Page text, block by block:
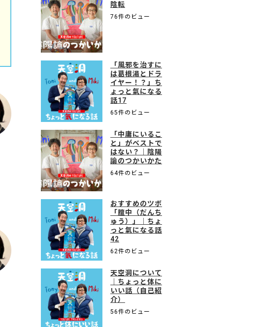
陰転
76件のビュー
「風邪を治すに
は葛根湯とドラ
イヤー！？」ち
ょっと氣になる
話17
65件のビュー
「中庸にいるこ
と」がベストで
はない？｜陰陽
論のつかいかた
64件のビュー
おすすめのツボ
「膻中（だんち
ゅう）」｜ちょ
っと氣になる話
42
62件のビュー
天空洞について
｜ちょっと体に
いい話（自己紹
介）
56件のビュー